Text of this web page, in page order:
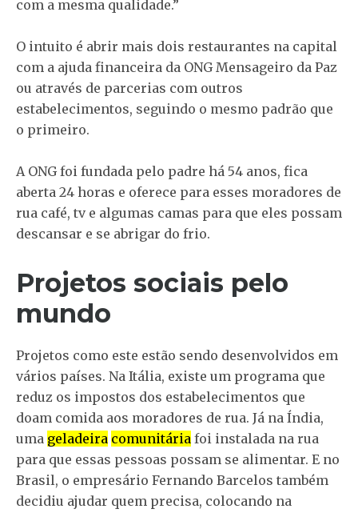
com a mesma qualidade.”
O intuito é abrir mais dois restaurantes na capital
com a ajuda financeira da ONG Mensageiro da Paz
ou através de parcerias com outros
estabelecimentos, seguindo o mesmo padrão que
o primeiro.
A ONG foi fundada pelo padre há 54 anos, fica
aberta 24 horas e oferece para esses moradores de
rua café, tv e algumas camas para que eles possam
descansar e se abrigar do frio.
Projetos sociais pelo
mundo
Projetos como este estão sendo desenvolvidos em
vários países. Na Itália, existe um programa que
reduz os impostos dos estabelecimentos que
doam comida aos moradores de rua. Já na Índia,
uma geladeira comunitária foi instalada na rua
para que essas pessoas possam se alimentar. E no
Brasil, o empresário Fernando Barcelos também
decidiu ajudar quem precisa, colocando na